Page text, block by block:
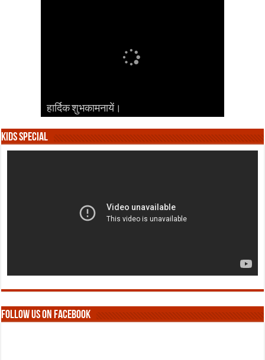
हार्दिक शुभकामनायें।
हार्दिक शुभकामनायें।
हार्दिक शुभकामनायें।
हार्दिक शुभकामनायें।
हार्दिक शुभकामनायें।
Kids Special
Follow us on Facebook